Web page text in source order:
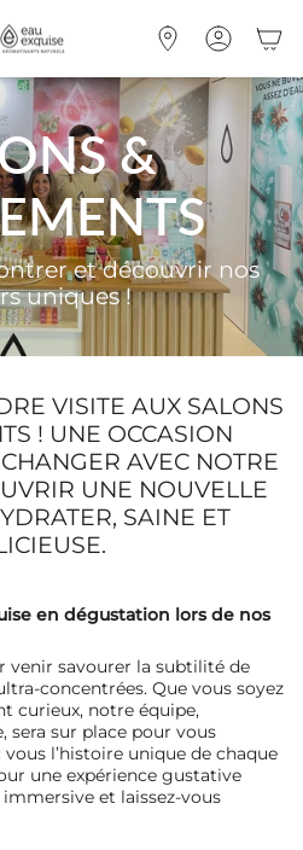
OÙ
TROUVER
KONTO
&
et découvrir nos
uniques !
VISITE AUX SALONS
! UNE OCCASION
AVEC NOTRE
UNE NOUVELLE
SAINE ET
en dégustation lors de nos
venir savourer la subtilité de
concentrées. Que vous soyez
curieux, notre équipe,
sera sur place pour vous
l’histoire unique de chaque
une expérience gustative
et laissez-vous